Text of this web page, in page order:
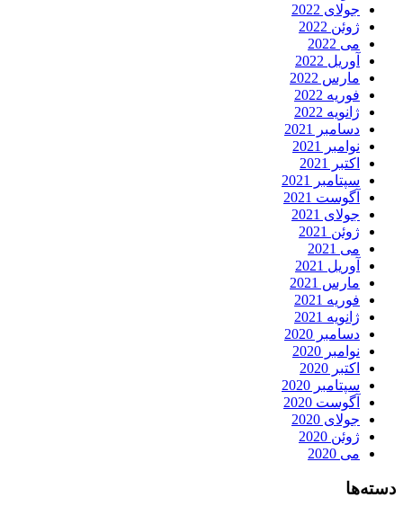
جولای 2022
ژوئن 2022
می 2022
آوریل 2022
مارس 2022
فوریه 2022
ژانویه 2022
دسامبر 2021
نوامبر 2021
اکتبر 2021
سپتامبر 2021
آگوست 2021
جولای 2021
ژوئن 2021
می 2021
آوریل 2021
مارس 2021
فوریه 2021
ژانویه 2021
دسامبر 2020
نوامبر 2020
اکتبر 2020
سپتامبر 2020
آگوست 2020
جولای 2020
ژوئن 2020
می 2020
دسته‌ها